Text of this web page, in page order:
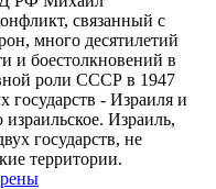
связанный с
много десятилетий
и боестолкновений в
роли СССР в 1947
государств - Израиля и
Израиль,
государств, не
территории.